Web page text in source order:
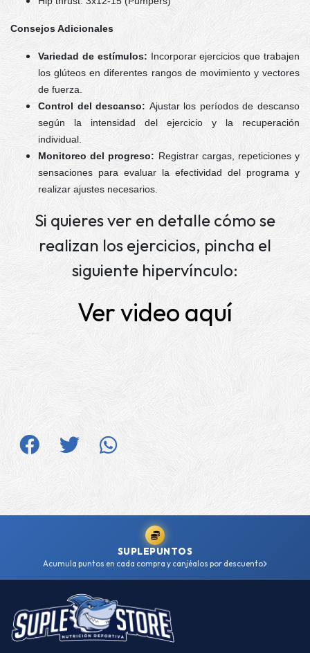
Consejos Adicionales
Variedad de estímulos: Incorporar ejercicios que trabajen
los glúteos en diferentes rangos de movimiento y vectores
de fuerza.
Control del descanso: Ajustar los períodos de descanso
según la intensidad del ejercicio y la recuperación
individual.
Monitoreo del progreso: Registrar cargas, repeticiones y
sensaciones para evaluar la efectividad del programa y
realizar ajustes necesarios.
Si quieres ver en detalle cómo se
realizan los ejercicios, pincha el
siguiente hipervínculo:
Ver video aquí
SUPLEPUNTOS
Acumula puntos en cada compra y canjéalos por descuento